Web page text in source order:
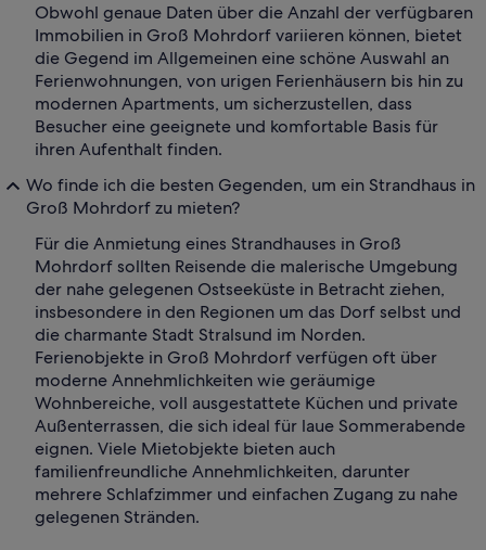
Obwohl genaue Daten über die Anzahl der verfügbaren
Immobilien in Groß Mohrdorf variieren können, bietet
die Gegend im Allgemeinen eine schöne Auswahl an
Ferienwohnungen, von urigen Ferienhäusern bis hin zu
modernen Apartments, um sicherzustellen, dass
Besucher eine geeignete und komfortable Basis für
ihren Aufenthalt finden.
Wo finde ich die besten Gegenden, um ein Strandhaus in
Groß Mohrdorf zu mieten?
Für die Anmietung eines Strandhauses in Groß
Mohrdorf sollten Reisende die malerische Umgebung
der nahe gelegenen Ostseeküste in Betracht ziehen,
insbesondere in den Regionen um das Dorf selbst und
die charmante Stadt Stralsund im Norden.
Ferienobjekte in Groß Mohrdorf verfügen oft über
moderne Annehmlichkeiten wie geräumige
Wohnbereiche, voll ausgestattete Küchen und private
Außenterrassen, die sich ideal für laue Sommerabende
eignen. Viele Mietobjekte bieten auch
familienfreundliche Annehmlichkeiten, darunter
mehrere Schlafzimmer und einfachen Zugang zu nahe
gelegenen Stränden.